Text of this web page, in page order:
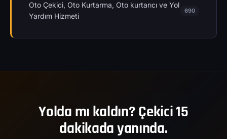
Oto Çekici, Oto Kurtarma, Oto kurtarıcı ve Yol
Yardım Hizmeti
690
Yolda mı kaldın? Çekici 15
dakikada yanında.